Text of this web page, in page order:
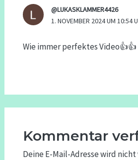
@LUKASKLAMMER4426
1. NOVEMBER 2024 UM 10:54
Wie immer perfektes Video👍👍
Kommentar
Deine E-Mail-Adresse wird